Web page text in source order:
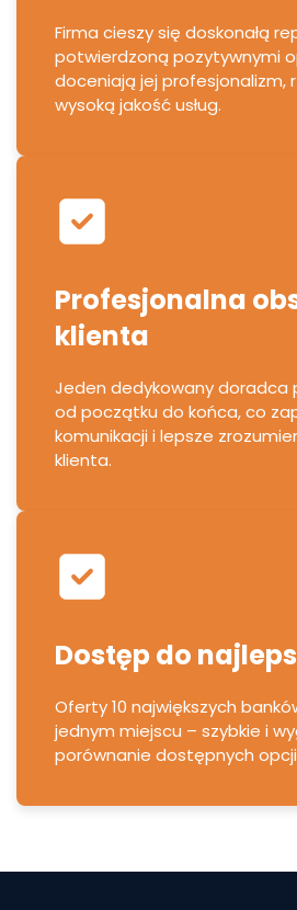
Firma cieszy się doskonałą
potwierdzoną pozytywnymi
doceniają jej profesjonalizm,
wysoką jakość usług.
Profesjonalna
klienta
Jeden dedykowany doradca
od początku do końca, co
komunikacji i lepsze
klienta.
Dostęp do
Oferty 10 największych
jednym miejscu – szybkie i
porównanie dostępnych